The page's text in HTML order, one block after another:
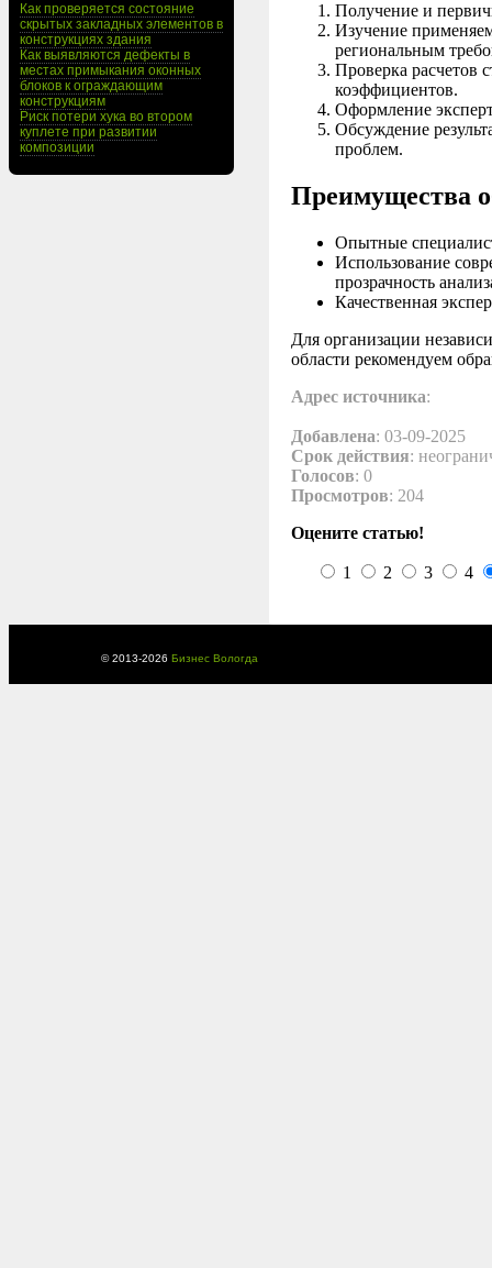
Как проверяется состояние
скрытых закладных элементов в
конструкциях здания
Как выявляются дефекты в
местах примыкания оконных
блоков к ограждающим
конструкциям
Риск потери хука во втором
куплете при развитии
композиции
Получение и
Изучение
региональным
Проверка расчетов
коэффициентов.
Оформление
Обсуждение
проблем.
Преимущества
Опытные
Использование
прозрачность
Качественная
Для организации
области рекомендуем
Адрес источника:
Добавлена: 03-09-2025
Срок действия:
Голосов: 0
Просмотров: 204
Оцените статью!
1 2 3 4
© 2013-2026 Бизнес Вологда